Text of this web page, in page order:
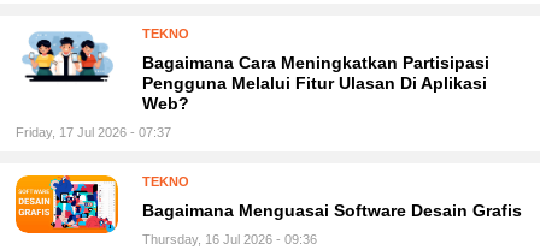
TEKNO
Bagaimana Cara Meningkatkan Partisipasi
Pengguna Melalui Fitur Ulasan Di Aplikasi
Web?
Friday, 17 Jul 2026 - 07:37
TEKNO
Bagaimana Menguasai Software Desain Grafis
Thursday, 16 Jul 2026 - 09:36